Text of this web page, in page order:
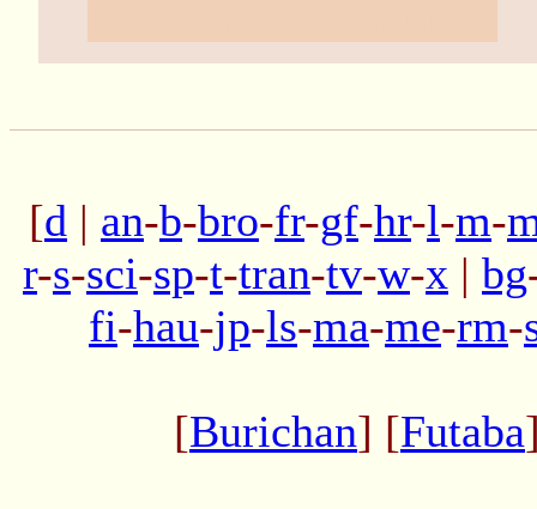
[d | an-b-bro-fr-gf-hr-l-m-
r-s-sci-sp-t-tran-tv-w-x | bg
fi-hau-jp-ls-ma-me-rm-
[Burichan] [Futaba